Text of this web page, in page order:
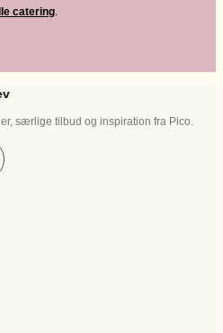
catering.
særlige tilbud og inspiration fra Pico.